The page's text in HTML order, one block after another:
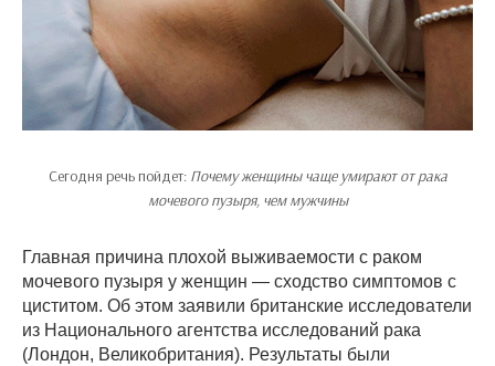
Сегодня речь пойдет: Почему женщины чаще умирают от рака
мочевого пузыря, чем мужчины
Главная причина плохой выживаемости с раком
мочевого пузыря у женщин — сходство симптомов с
циститом. Об этом заявили британские исследователи
из Национального агентства исследований рака
(Лондон, Великобритания). Результаты были